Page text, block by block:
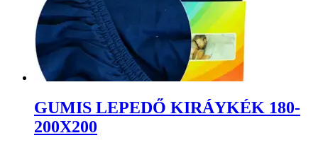
GUMIS LEPEDŐ KIRÁYKÉK 180-
200X200